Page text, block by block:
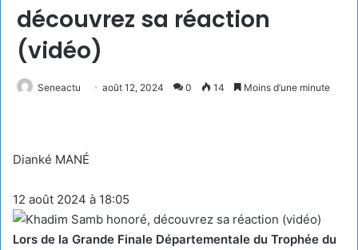
découvrez sa réaction
(vidéo)
Seneactu août 12, 2024 0 14 Moins d’une minute
Dianké MANÉ
12 août 2024 à 18:05
Lors de la Grande Finale Départementale du Trophée du